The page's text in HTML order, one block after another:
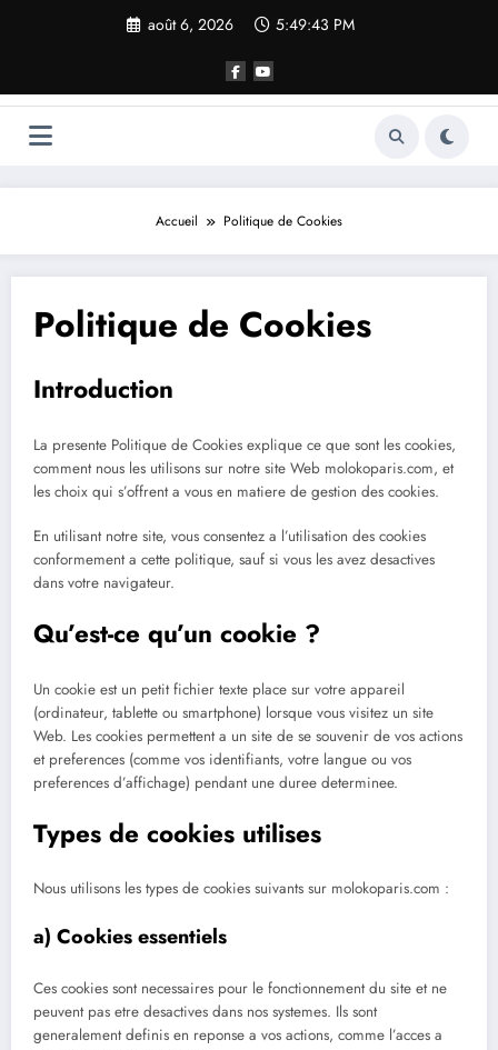
août 6, 2026 5:49:43 PM
Accueil Politique de Cookies
Politique de Cookies
Introduction
La presente Politique de Cookies explique ce que sont les cookies,
comment nous les utilisons sur notre site Web molokoparis.com, et
les choix qui s’offrent a vous en matiere de gestion des cookies.
En utilisant notre site, vous consentez a l’utilisation des cookies
conformement a cette politique, sauf si vous les avez desactives
dans votre navigateur.
Qu’est-ce qu’un cookie ?
Un cookie est un petit fichier texte place sur votre appareil
(ordinateur, tablette ou smartphone) lorsque vous visitez un site
Web. Les cookies permettent a un site de se souvenir de vos actions
et preferences (comme vos identifiants, votre langue ou vos
preferences d’affichage) pendant une duree determinee.
Types de cookies utilises
Nous utilisons les types de cookies suivants sur molokoparis.com :
a) Cookies essentiels
Ces cookies sont necessaires pour le fonctionnement du site et ne
peuvent pas etre desactives dans nos systemes. Ils sont
generalement definis en reponse a vos actions, comme l’acces a